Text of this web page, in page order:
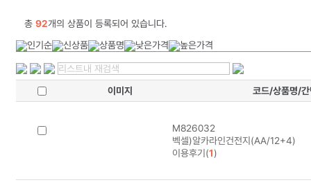
총 92개의 상품이 등록되어 있습니다.
이미지 코드/상품명/간
M826032
벡셀)알카라인건전지(AA/12+4)
이용후기(1)